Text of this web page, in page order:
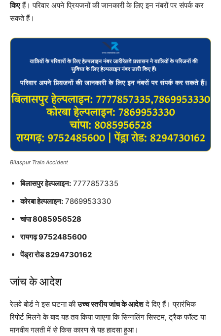
किएहैं। परिवार अपने प्रियजनों की जानकारी के लिए इन नंबरों पर संपर्क कर
सकते हैं।
Bilaspur Train Accident
बिलासपुर हेल्पलाइन: 7777857335
कोरबा हेल्पलाइन: 7869953330
चांपा 8085956528
रायगढ़ 9752485600
पेंड्रा रोड 8294730162
जांच के आदेश
रेलवे बोर्ड ने इस घटना कीउच्च स्तरीय जांच के आदेशदे दिए हैं। प्रारंभिक
रिपोर्ट मिलने के बाद यह तय किया जाएगा कि सिग्नलिंग सिस्टम, ट्रैक फॉल्ट या
मानवीय गलती में से किस कारण से यह हादसा हुआ।